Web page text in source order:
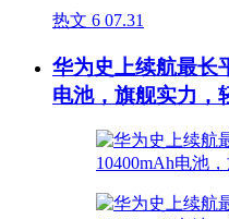
热文 6 07.31
华为史上续航最长
电池，旗舰实力，